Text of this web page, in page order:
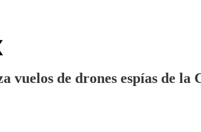
vuelos de drones espías de